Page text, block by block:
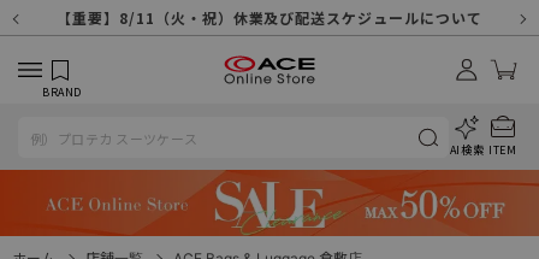
【重要】8/11（火・祝）休業及び配送スケジュールについて
【重要】令和８年熊本地震に伴う配送への影響について
【重要】納品書・領収書ペーパーレス化（電子化）のお知らせ
【重要】天候不良や交通状況・物量増等に伴う配送への影響について
【重要】悪質な詐欺サイトにご注意ください
【重要】各種メールが届かない場合に関しまして
【重要】お問い合わせのご対応に関しまして
【重要】SNSのなりすまし詐欺にご注意ください
BRAND
AI検索 ITEM